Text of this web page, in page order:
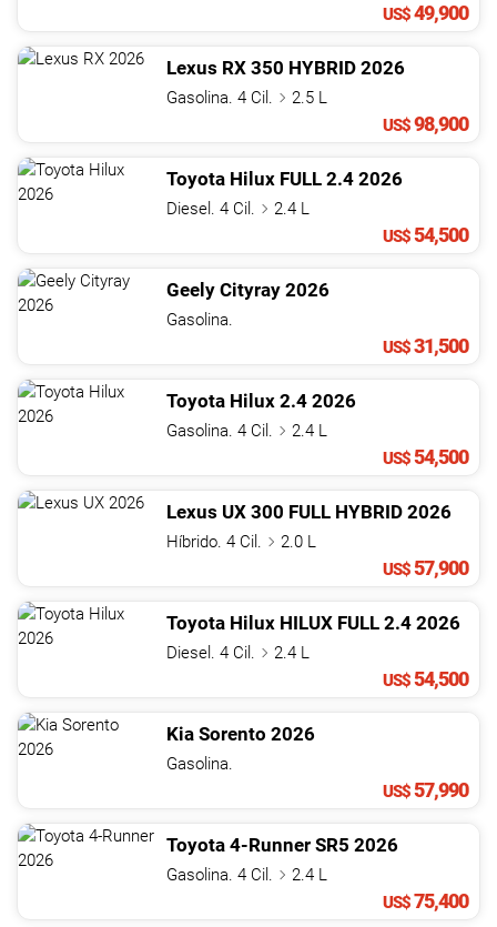
US$49,900
Lexus RX 350 HYBRID 2026
Gasolina. 4 Cil.
2.5 L
US$98,900
Toyota Hilux FULL 2.4 2026
Diesel. 4 Cil.
2.4 L
US$54,500
Geely Cityray 2026
Gasolina.
US$31,500
Toyota Hilux 2.4 2026
Gasolina. 4 Cil.
2.4 L
US$54,500
Lexus UX 300 FULL HYBRID 2026
Híbrido. 4 Cil.
2.0 L
US$57,900
Toyota Hilux HILUX FULL 2.4 2026
Diesel. 4 Cil.
2.4 L
US$54,500
Kia Sorento 2026
Gasolina.
US$57,990
Toyota 4-Runner SR5 2026
Gasolina. 4 Cil.
2.4 L
US$75,400